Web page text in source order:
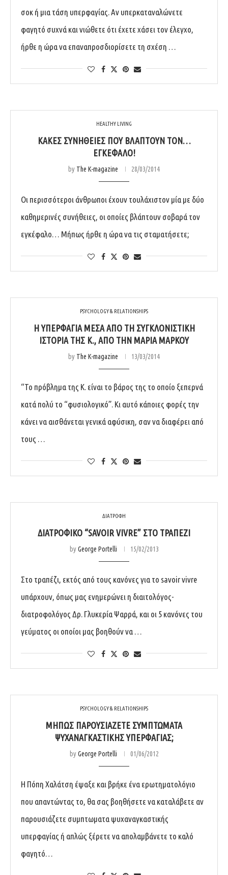
σοκ ή μια τάση υπερφαγίας. Αν υπερκαταναλώνετε
φαγητό συχνά και νιώθετε ότι έχετε χάσει τον έλεγχο,
ήρθε η ώρα να επαναπροσδιορίσετε τη σχέση …
HEALTHY LIVING
ΚΑΚΈΣ ΣΥΝΉΘΕΙΕΣ ΠΟΥ ΒΛΆΠΤΟΥΝ ΤΟΝ…
ΕΓΚΈΦΑΛΟ!
by The K-magazine 28/03/2014
Οι περισσότεροι άνθρωποι έχουν τουλάχιστον μία με δύο
καθημερινές συνήθειες, οι οποίες βλάπτουν σοβαρά τον
εγκέφαλo… Μήπως ήρθε η ώρα να τις σταματήσετε;
PSYCHOLOGY & RELATIONSHIPS
Η ΥΠΕΡΦΑΓΊΑ ΜΈΣΑ ΑΠΌ ΤΗ ΣΥΓΚΛΟΝΙΣΤΙΚΉ
ΙΣΤΟΡΊΑ ΤΗΣ Κ., ΑΠΌ ΤΗΝ ΜΑΡΊΑ ΜΆΡΚΟΥ
by The K-magazine 13/03/2014
“Το πρόβλημα της Κ. είναι το βάρος της το οποίο ξεπερνά
κατά πολύ το “φυσιολογικό”. Κι αυτό κάποιες φορές την
κάνει να αισθάνεται γενικά αφύσικη, σαν να διαφέρει από
τους …
ΔΙΑΤΡΟΦΗ
ΔΙΑΤΡΟΦΙΚΌ “SAVOIR VIVRE” ΣΤΟ ΤΡΑΠΈΖΙ
byGeorge Portelli 15/02/2013
Στο τραπέζι, εκτός από τους κανόνες για το savoir vivre
υπάρχουν, όπως μας ενημερώνει η διαιτολόγος-
διατροφολόγος Δρ. Γλυκερία Ψαρρά, και οι 5 κανόνες του
γεύματος οι οποίοι μας βοηθούν να …
PSYCHOLOGY & RELATIONSHIPS
ΜΉΠΩΣ ΠΑΡΟΥΣΙΆΖΕΤΕ ΣΥΜΠΤΏΜΑΤΑ
ΨΥΧΑΝΑΓΚΑΣΤΙΚΉΣ ΥΠΕΡΦΑΓΊΑΣ;
byGeorge Portelli 01/06/2012
Η Πόπη Χαλάτση έψαξε και βρήκε ένα ερωτηματολόγιο
που απαντώντας το, θα σας βοηθήσετε να καταλάβετε αν
παρουσιάζετε συμπτωματα ψυχαναγκαστικής
υπερφαγίας ή απλώς ξέρετε να απολαμβάνετε το καλό
φαγητό…